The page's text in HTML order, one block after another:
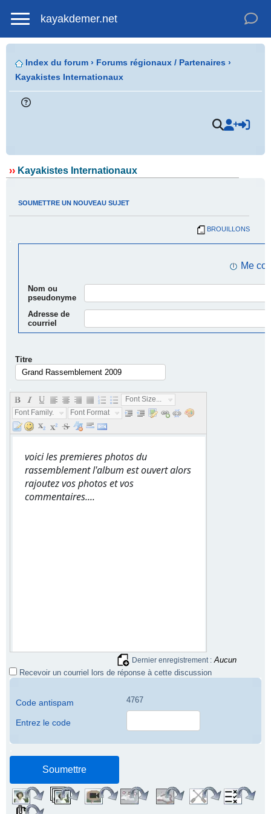
kayakdemer.net
Index du forum › Forums régionaux / Partenaires ›
Kayakistes Internationaux
›› Kayakistes Internationaux
SOUMETTRE UN NOUVEAU SUJET
BROUILLONS
Me
Nom ou
pseudonyme
Adresse de
courriel
Titre
Font Size...
Font Family...
Font Format...
voici les premieres photos du
rassemblement l'album est ouvert alors
rajoutez vos photos et vos
commentaires....
Dernier enregistrement : Aucun
Recevoir un courriel lors de réponse à cette discussion
Code antispam 4767
Entrez le code